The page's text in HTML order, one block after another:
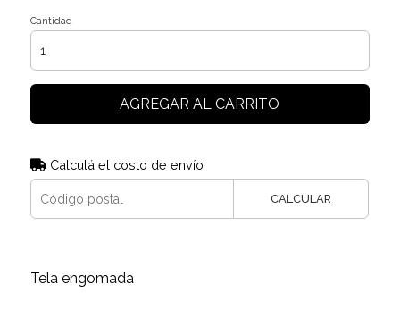
Cantidad
AGREGAR AL CARRITO
Calculá el costo de envío
CALCULAR
Tela engomada